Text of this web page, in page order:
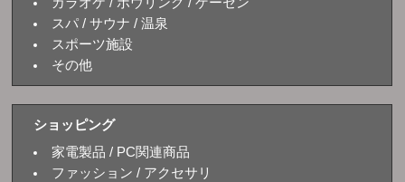
カラオケ / ボウリング / ゲーセン
スパ / サウナ / 温泉
スポーツ施設
その他
ショッピング
家電製品 / PC関連商品
ファッション / アクセサリ